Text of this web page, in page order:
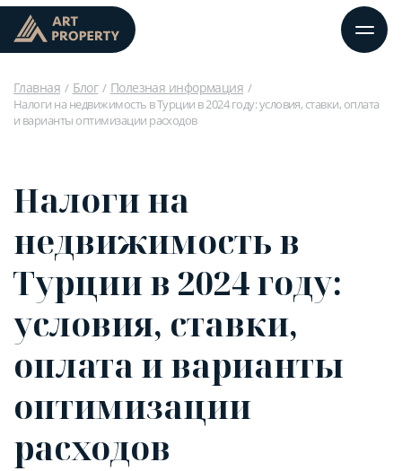
Главная Блог Полезная информация
Налоги на недвижимость в Турции в 2024 году: условия, ставки, оплата
и варианты оптимизации расходов
Налоги на
недвижимость в
Турции в 2024 году:
условия, ставки,
оплата и варианты
оптимизации
расходов